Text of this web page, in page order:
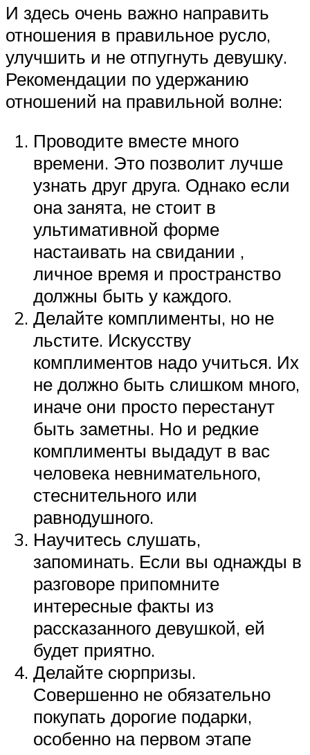
И здесь очень важно направить
отношения в правильное русло,
улучшить и не отпугнуть девушку.
Рекомендации по удержанию
отношений на правильной волне:
Проводите вместе много
времени. Это позволит лучше
узнать друг друга. Однако если
она занята, не стоит в
ультимативной форме
настаивать на свидании ,
личное время и пространство
должны быть у каждого.
Делайте комплименты, но не
льстите. Искусству
комплиментов надо учиться. Их
не должно быть слишком много,
иначе они просто перестанут
быть заметны. Но и редкие
комплименты выдадут в вас
человека невнимательного,
стеснительного или
равнодушного.
Научитесь слушать,
запоминать. Если вы однажды в
разговоре припомните
интересные факты из
рассказанного девушкой, ей
будет приятно.
Делайте сюрпризы.
Совершенно не обязательно
покупать дорогие подарки,
особенно на первом этапе